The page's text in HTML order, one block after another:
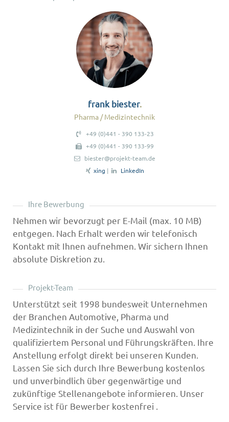
frank biester
Pharma / Medizintechnik
+49 (0)441 - 390 133-23
+49 (0)441 - 390 133-99
biester@projekt-team.de
xing | LinkedIn
Ihre Bewerbung
Nehmen wir bevorzugt per E-Mail (max. 10 MB)
entgegen. Nach Erhalt werden wir telefonisch
Kontakt mit Ihnen aufnehmen. Wir sichern Ihnen
absolute Diskretion zu.
Projekt-Team
Unterstützt seit 1998 bundesweit Unternehmen
der Branchen Automotive, Pharma und
Medizintechnik in der Suche und Auswahl von
qualifiziertem Personal und Führungskräften. Ihre
Anstellung erfolgt direkt bei unseren Kunden.
Lassen Sie sich durch Ihre Bewerbung kostenlos
und unverbindlich über gegenwärtige und
zukünftige Stellenangebote informieren. Unser
Service ist für Bewerber kostenfrei .